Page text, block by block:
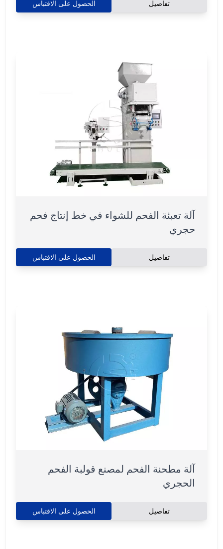
تفاصيل الحصول على الاقتباس
آلة تعبئة الفحم للشواء في خط إنتاج فحم
حجري
تفاصيل الحصول على الاقتباس
آلة مطحنة الفحم لمصنع قولبة الفحم
الحجري
تفاصيل الحصول على الاقتباس